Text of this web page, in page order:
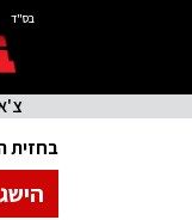
בס"ד
בחזית